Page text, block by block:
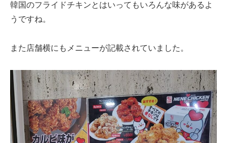
韓国のフライドチキンとはいってもいろんな味があるよ
うですね。
また店舗横にもメニューが記載されていました。